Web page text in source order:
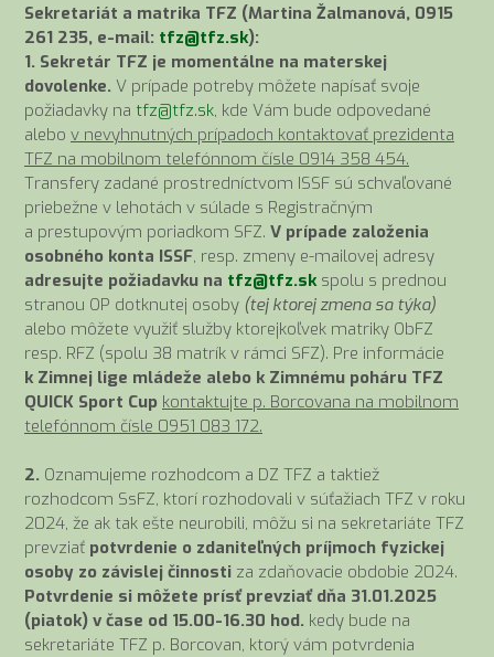
Sekretariát a matrika TFZ (Martina Žalmanová, 0915
261 235, e-mail: tfz@tfz.sk):
1. Sekretár TFZ je momentálne na materskej
dovolenke. V prípade potreby môžete napísať svoje
požiadavky na tfz@tfz.sk, kde Vám bude odpovedané
alebo v nevyhnutných prípadoch kontaktovať prezidenta
TFZ na mobilnom telefónnom čísle 0914 358 454.
Transfery zadané prostredníctvom ISSF sú schvaľované
priebežne v lehotách v súlade s Registračným
a prestupovým poriadkom SFZ. V prípade založenia
osobného konta ISSF, resp. zmeny e-mailovej adresy
adresujte požiadavku na tfz@tfz.skspolu s prednou
stranou OP dotknutej osoby (tej ktorej zmena sa týka)
alebo môžete využiť služby ktorejkoľvek matriky ObFZ
resp. RFZ (spolu 38 matrík v rámci SFZ). Pre informácie
k Zimnej lige mládeže alebo k Zimnému poháru TFZ
QUICK Sport Cup kontaktujte p. Borcovana na mobilnom
telefónnom čísle 0951 083 172.
2. Oznamujeme rozhodcom a DZ TFZ a taktiež
rozhodcom SsFZ, ktorí rozhodovali v súťažiach TFZ v roku
2024, že ak tak ešte neurobili, môžu si na sekretariáte TFZ
prevziať potvrdenie o zdaniteľných príjmoch fyzickej
osoby zo závislej činnosti za zdaňovacie obdobie 2024.
Potvrdenie si môžete prísť prevziať dňa 31.01.2025
(piatok) v čase od 15.00-16.30 hod. kedy bude na
sekretariáte TFZ p. Borcovan, ktorý vám potvrdenia